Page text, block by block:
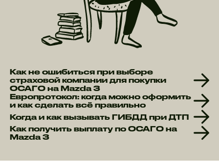
Как не ошибиться при выборе
страховой компании для покупки
ОСАГО на Mazda 3
Европротокол: когда можно оформить
и как сделать всё правильно
Когда и как вызывать ГИБДД при ДТП
Как получить выплату по ОСАГО на
Mazda 3